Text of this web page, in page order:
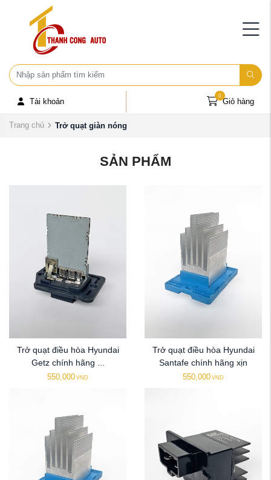
Tài khoản Giỏ hàng
0
Trang chủ Trở quạt giàn nóng
SẢN PHẨM
Trở quạt điều hòa Hyundai
Getz chính hãng ...
550,000 VND
Trở quạt điều hòa Hyundai
Santafe chính hãng xịn
550,000 VND